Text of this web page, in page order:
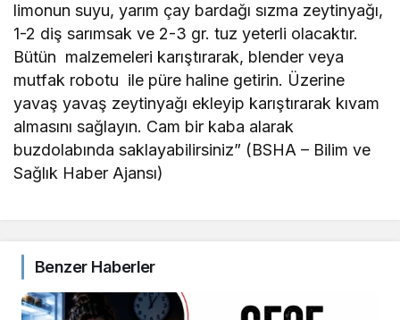
limonun suyu, yarım çay bardağı sızma zeytinyağı,
1-2 diş sarımsak ve 2-3 gr. tuz yeterli olacaktır.
Bütün malzemeleri karıştırarak, blender veya
mutfak robotu ile püre haline getirin. Üzerine
yavaş yavaş zeytinyağı ekleyip karıştırarak kıvam
almasını sağlayın. Cam bir kaba alarak
buzdolabında saklayabilirsiniz” (BSHA – Bilim ve
Sağlık Haber Ajansı)
Benzer Haberler